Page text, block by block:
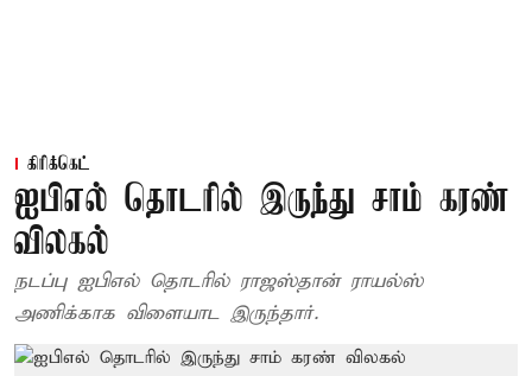
கிரிக்கெட்
ஐபிஎல் தொடரில் இருந்து சாம் கரண்
விலகல்
நடப்பு ஐபிஎல் தொடரில் ராஜஸ்தான் ராயல்ஸ்
அணிக்காக விளையாட இருந்தார்.